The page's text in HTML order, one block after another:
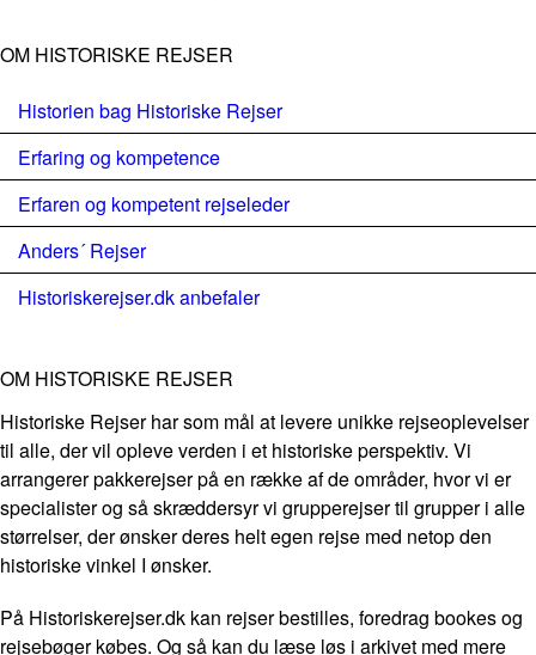
OM HISTORISKE REJSER
Historien bag Historiske Rejser
Erfaring og kompetence
Erfaren og kompetent rejseleder
Anders´ Rejser
Historiskerejser.dk anbefaler
OM HISTORISKE REJSER
Historiske Rejser har som mål at levere unikke rejseoplevelser
til alle, der vil opleve verden i et historiske perspektiv. Vi
arrangerer pakkerejser på en række af de områder, hvor vi er
specialister og så skræddersyr vi grupperejser til grupper i alle
størrelser, der ønsker deres helt egen rejse med netop den
historiske vinkel I ønsker.
På Historiskerejser.dk kan rejser bestilles, foredrag bookes og
rejsebøger købes. Og så kan du læse løs i arkivet med mere